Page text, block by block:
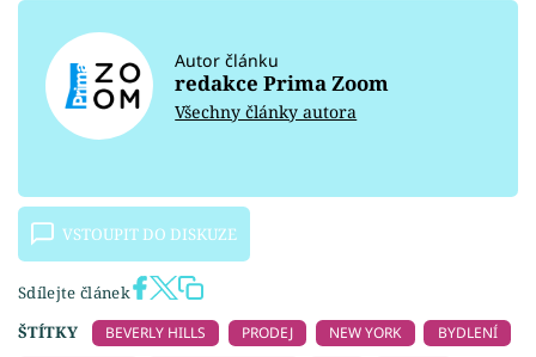
Autor článku
redakce Prima Zoom
Všechny články autora
VSTOUPIT DO DISKUZE
Sdílejte článek
ŠTÍTKY
BEVERLY HILLS PRODEJ NEW YORK
BYDLENÍ